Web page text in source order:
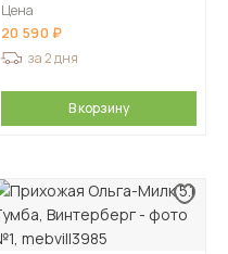
Цена
20 590
за 2 дня
В корзину